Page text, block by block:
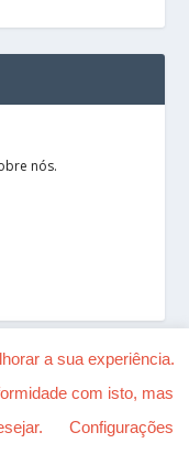
nós.
Alimentado por
a sua experiência.
com isto, mas
Configurações